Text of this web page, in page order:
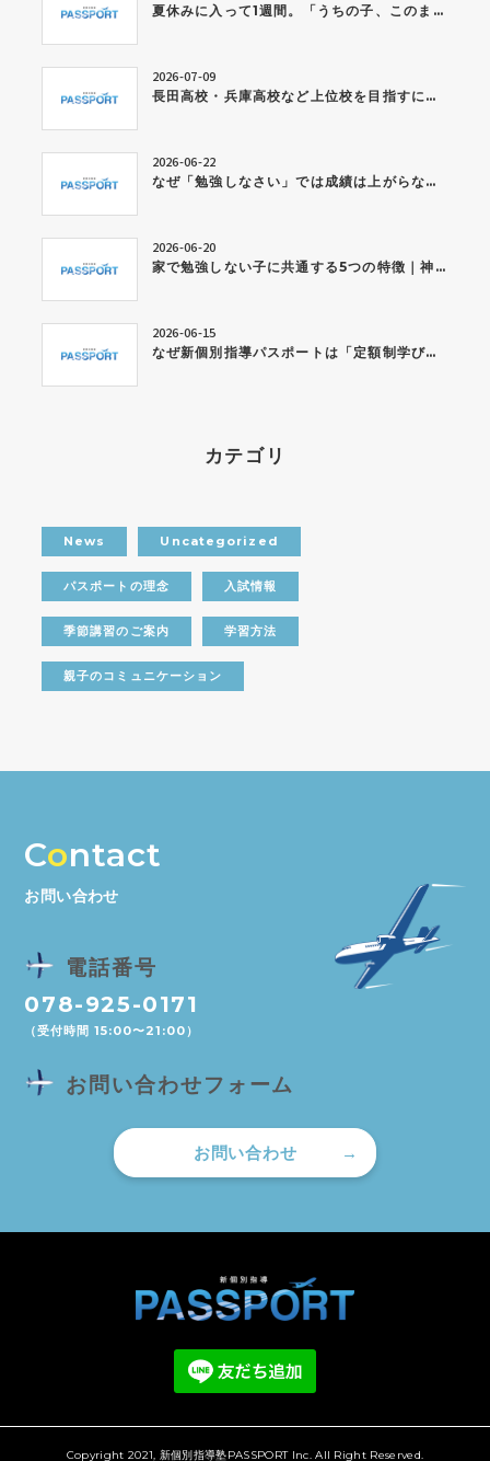
夏休みに入って1週間。「うちの子、このままで大丈夫かな…」と感じている保護者の方へ
長田高校・兵庫高校など上位校を目指すには？今から身につけたい学習習慣とは
2026-07-09
なぜ「勉強しなさい」では成績は上がらないのか？神戸市西区の個別指導塾が考える学習習慣の作り方
2026-06-22
家で勉強しない子に共通する5つの特徴｜神戸市西区の個別指導塾が解説
2026-06-20
なぜ新個別指導パスポートは「定額制学び放題」なのか？
2026-06-15
カテゴリ
News Uncategorized
パスポートの理念 入試情報
季節講習のご案内 学習方法
親子のコミュニケーション
Contact
お問い合わせ
電話番号
078-925-0171
（受付時間 15:00〜21:00）
お問い合わせフォーム
お問い合わせ
Copyright 2021, 新個別指導塾PASSPORT Inc. All Right Reserved.